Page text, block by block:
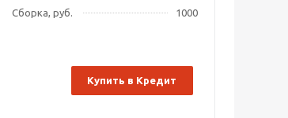
Сборка, руб.
1000
Купить в Кредит